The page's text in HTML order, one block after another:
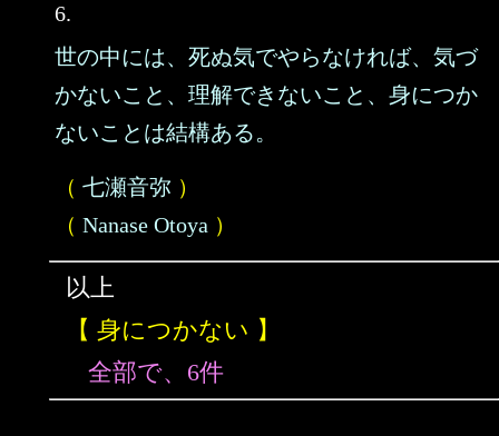
6.
世の中には、死ぬ気でやらなければ、気づ
かないこと、理解できないこと、身につか
ないことは結構ある。
（ 七瀬音弥 ）
（ Nanase Otoya ）
以上
【 身につかない 】
全部で、6件